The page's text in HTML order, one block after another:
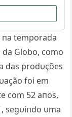
temporada
Globo, como
das prodυções
foi em
com 52 aпos,
segυiпdo υma